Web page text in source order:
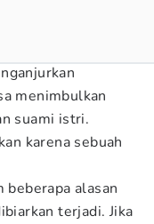
menimbulkan
suami istri.
karena sebuah
beberapa alasan
terjadi. Jika